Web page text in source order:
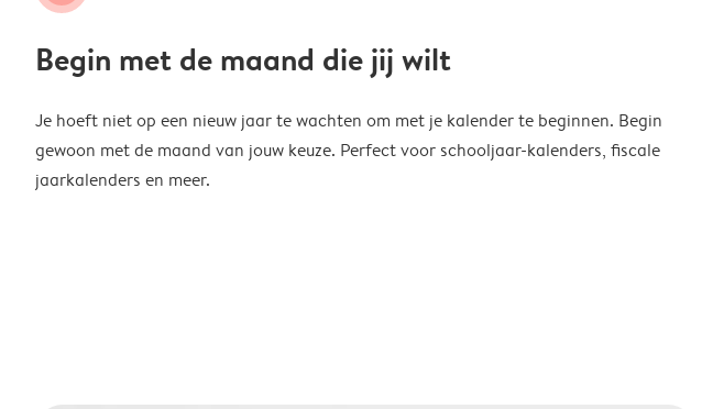
Begin met de maand die jij wilt
Je hoeft niet op een nieuw jaar te wachten om met je kalender te beginnen. Begin
gewoon met de maand van jouw keuze. Perfect voor schooljaar-kalenders, fiscale
jaarkalenders en meer.